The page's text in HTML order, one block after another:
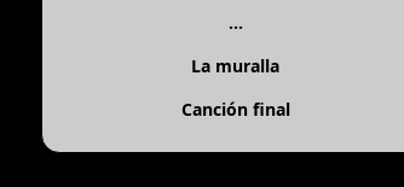
...
La muralla
Canción final